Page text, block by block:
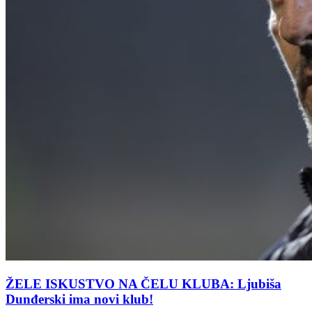
ŽELE ISKUSTVO NA ČELU KLUBA: Ljubiša
Dunđerski ima novi klub!